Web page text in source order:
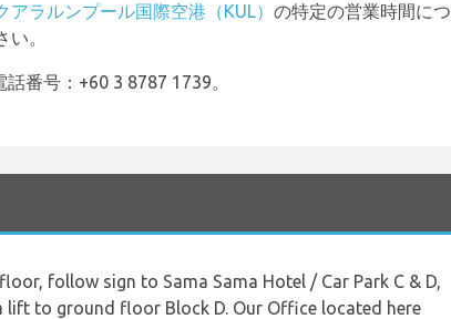
アラルンプール国際空港（KUL） の特定の営業時間につ
。
番号：+60 3 8787 1739。
follow sign to Sama Sama Hotel / Car Park C & D,
to ground floor Block D. Our Office located here